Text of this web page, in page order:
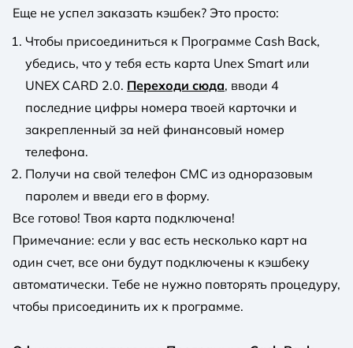
Еще не успел заказать кэшбек? Это просто:
Чтобы присоединиться к Программе Cash Back,
убедись, что у тебя есть карта Unex Smart или
UNEX CARD 2.0. Переходи сюда, вводи 4
последние цифры номера твоей карточки и
закрепленный за ней финансовый номер
телефона.
Получи на свой телефон СМС из одноразовым
паролем и введи его в форму.
Все готово! Твоя карта подключена!
Примечание: если у вас есть несколько карт на
один счет, все они будут подключены к кэшбеку
автоматически. Тебе не нужно повторять процедуру,
чтобы присоединить их к программе.